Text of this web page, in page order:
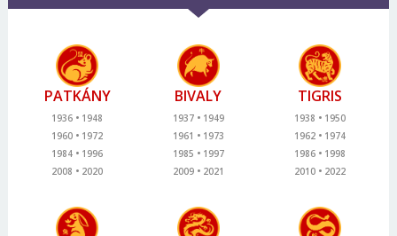
PATKÁNY
1936
1948
1960
1972
1984
1996
2008
2020
BIVALY
1937
1949
1961
1973
1985
1997
2009
2021
TIGRIS
1938
1950
1962
1974
1986
1998
2010
2022